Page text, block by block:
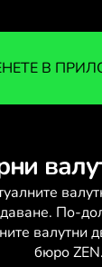
В
По-
валутни
бюро ZEN.